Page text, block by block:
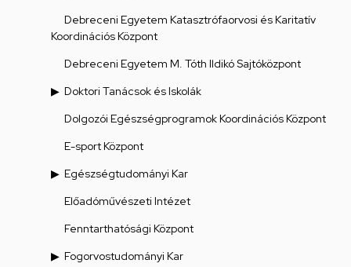
Debreceni Egyetem Katasztrófaorvosi és Karitatív
Koordinációs Központ
Debreceni Egyetem M. Tóth Ildikó Sajtóközpont
Doktori Tanácsok és Iskolák
Dolgozói Egészségprogramok Koordinációs Központ
E-sport Központ
Egészségtudományi Kar
Előadóművészeti Intézet
Fenntarthatósági Központ
Fogorvostudományi Kar